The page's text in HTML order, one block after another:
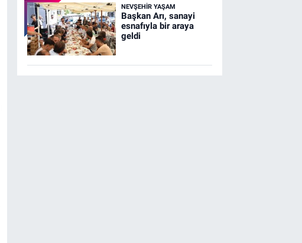
NEVŞEHIR YAŞAM
Başkan Arı, sanayi
esnafıyla bir araya
geldi